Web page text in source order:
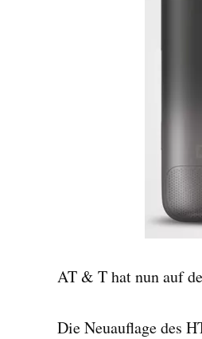
AT & T hat nun auf
Die Neuauflage des